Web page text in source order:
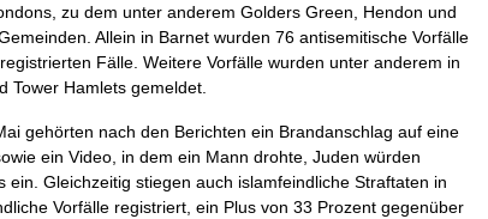
zu dem unter anderem Golders Green, Hendon und
Allein in Barnet wurden 76 antisemitische Vorfälle
Fälle. Weitere Vorfälle wurden unter anderem in
Tower Hamlets gemeldet.
gehörten nach den Berichten ein Brandanschlag auf eine
ein Video, in dem ein Mann drohte, Juden würden
ein. Gleichzeitig stiegen auch islamfeindliche Straftaten in
Vorfälle registriert, ein Plus von 33 Prozent gegenüber